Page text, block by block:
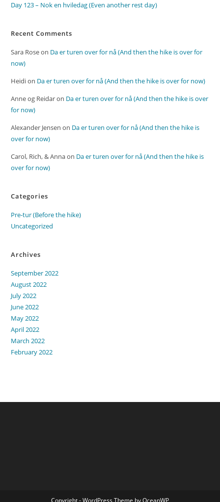
Day 123 – Nok en hviledag (Even another rest day)
Recent Comments
Sara Roseon Da er turen over for nå (And then the hike is over for
now)
Heidion Da er turen over for nå (And then the hike is over for now)
Anne og Reidaron Da er turen over for nå (And then the hike is over
for now)
Alexander Jensen on Da er turen over for nå (And then the hike is
over for now)
Carol, Rich, & Annaon Da er turen over for nå (And then the hike is
over for now)
Categories
Pre-tur (Before the hike)
Uncategorized
Archives
September 2022
August 2022
July 2022
June 2022
May 2022
April 2022
March 2022
February 2022
Copyright - WordPress Theme by OceanWP